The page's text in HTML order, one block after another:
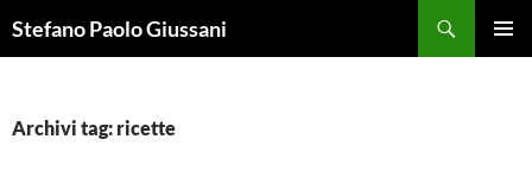
alStefano Paolo Giussani
Archivi tag: ricette